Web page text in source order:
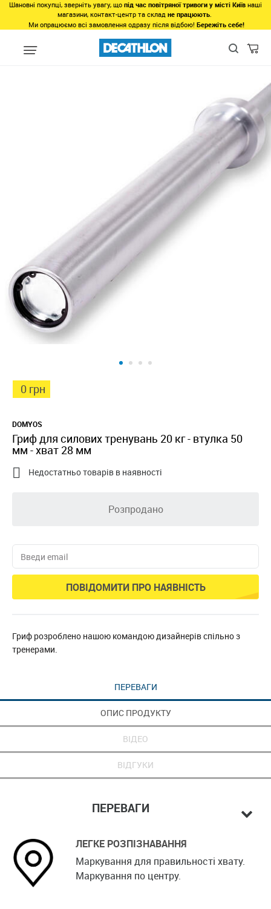
Шановні покупці, зверніть увагу, що під час повітряної тривоги у місті Київ наші
магазини, контакт-центр та склад не працюють.
Ми опрацюємо всі замовлення одразу після відбою! Бережіть себе!
Види спорту Фітнес, спортзал Фітнес Силові тренування
0 грн
DOMYOS
Гриф для силових тренувань 20 кг - втулка 50
мм - хват 28 мм
 Недостатньо товарів в наявності
Розпродано
ПОВІДОМИТИ ПРО НАЯВНІСТЬ
Гриф розроблено нашою командою дизайнерів спільно з
тренерами.
ПЕРЕВАГИ
ОПИС ПРОДУКТУ
ВІДЕО
ВІДГУКИ
ПЕРЕВАГИ
ЛЕГКЕ РОЗПІЗНАВАННЯ
Маркування для правильності хвату.
Маркування по центру.